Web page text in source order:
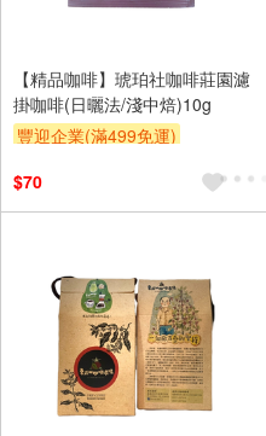
【精品咖啡】琥珀社咖啡莊園濾
掛咖啡(日曬法/淺中焙)10g
豐迎企業(滿499免運)
$70